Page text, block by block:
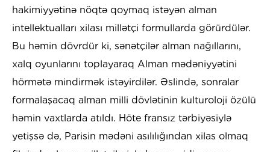
hakimiyyətinə nöqtə qoymaq istəyən alman
intellektualları xilası millətçi formullarda görürdülər.
Bu həmin dövrdür ki, sənətçilər alman nağıllarını,
xalq oyunlarını toplayaraq Alman mədəniyyətini
hörmətə mindirmək istəyirdilər. Əslində, sonralar
formalaşacaq alman milli dövlətinin kulturoloji özülü
həmin vaxtlarda atıldı. Höte fransız tərbiyəsiylə
yetişsə də, Parisin mədəni asılılığından xilas olmaq